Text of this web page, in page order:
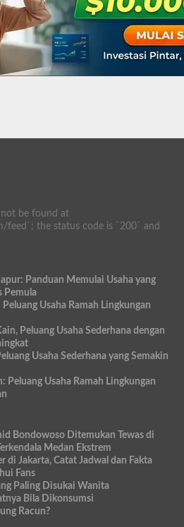
be found at
feed`; the status code is `200` and
Panduan Memulai Usaha yang
Pemula
Usaha Ramah Lingkungan
Peluang Usaha Sederhana dengan
Usaha Sederhana yang Semakin
Peluang Usaha Ramah Lingkungan
Bondowoso Ditemukan Tewas di
Medan Ekstrem
di Jakarta, Catat Jadwal dan Fakta
Fans
Paling Disukai Wanita
Bila Dikonsumsi
Racun?